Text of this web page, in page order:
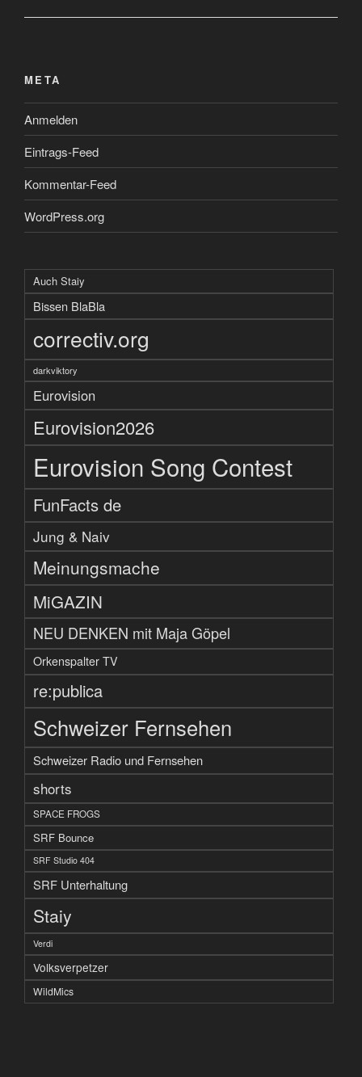
META
Anmelden
Eintrags-Feed
Kommentar-Feed
WordPress.org
Auch Staiy
Bissen BlaBla
correctiv.org
darkviktory
Eurovision
Eurovision2026
Eurovision Song Contest
FunFacts de
Jung & Naiv
Meinungsmache
MiGAZIN
NEU DENKEN mit Maja Göpel
Orkenspalter TV
re:publica
Schweizer Fernsehen
Schweizer Radio und Fernsehen
shorts
SPACE FROGS
SRF Bounce
SRF Studio 404
SRF Unterhaltung
Staiy
Verdi
Volksverpetzer
WildMics